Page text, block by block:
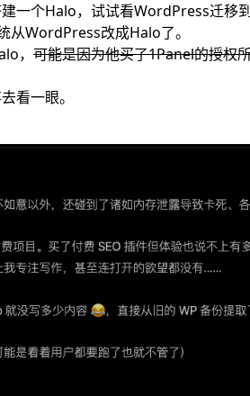
一个Halo，试试看WordPress迁移
从WordPress改成Halo了。
，可能是因为他买了1Panel的授权
看一眼。